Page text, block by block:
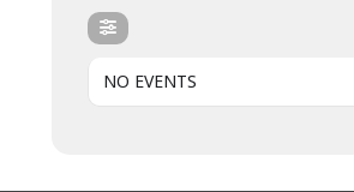
NO EVENTS